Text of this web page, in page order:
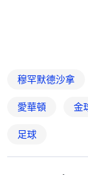
穆罕默德沙拿
愛華頓 金
足球